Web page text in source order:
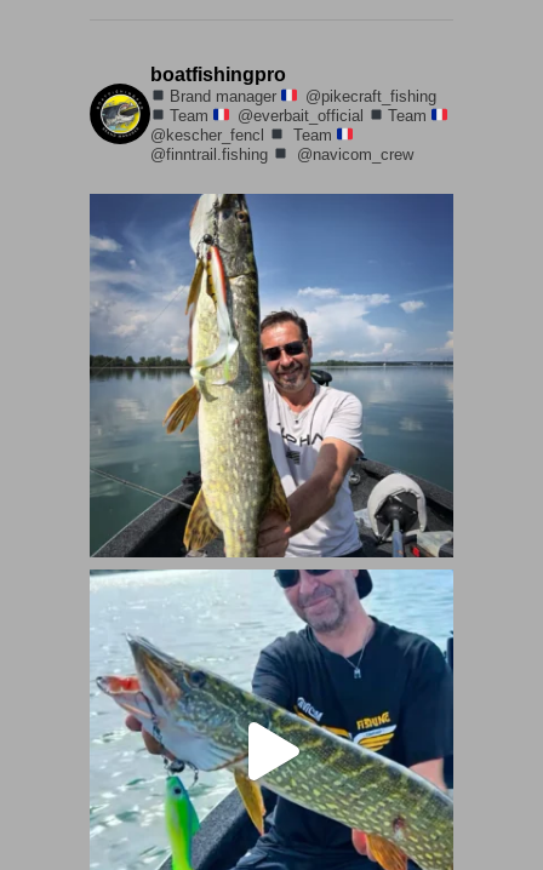
boatfishingpro
Brand manager
@pikecraft_fishing
Team
@everbait_official
Team
@kescher_fencl
Team
@finntrail.fishing
@navicom_crew